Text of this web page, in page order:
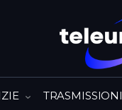
TRASMISSIONI